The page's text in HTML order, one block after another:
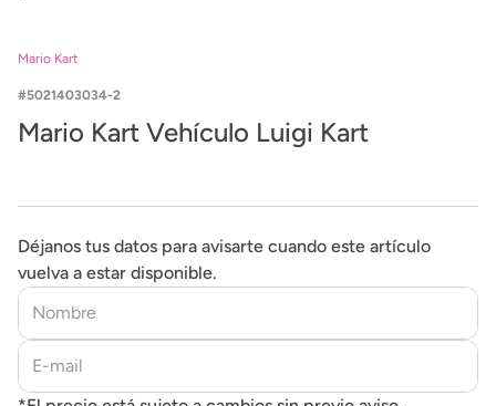
Mario Kart
5021403034-2
Mario Kart Vehículo Luigi Kart
Déjanos tus datos para avisarte cuando este artículo
vuelva a estar disponible.